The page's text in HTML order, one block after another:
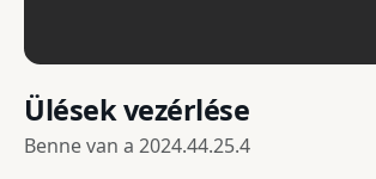
Ülések vezérlése
Benne van a 2024.44.25.4